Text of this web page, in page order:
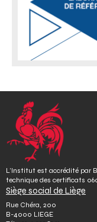
L’Institut est accrédité par
technique des certificats
Siège social de Liège
Rue Chéra, 200
B-4000 LIEGE